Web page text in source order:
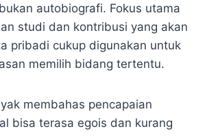
autobiografi. Fokus utama
studi dan kontribusi yang akan
pribadi cukup digunakan untuk
memilih bidang tertentu.
membahas pencapaian
bisa terasa egois dan kurang